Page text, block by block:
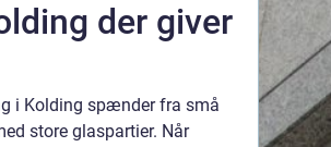
der giver
i Kolding spænder fra små
store glaspartier. Når